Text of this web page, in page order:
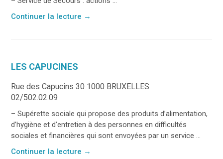
Continuer la lecture →
LES CAPUCINES
Rue des Capucins 30 1000 BRUXELLES
02/502.02.09
– Supérette sociale qui propose des produits d’alimentation,
d’hygiène et d’entretien à des personnes en difficultés
sociales et financières qui sont envoyées par un service ...
Continuer la lecture →